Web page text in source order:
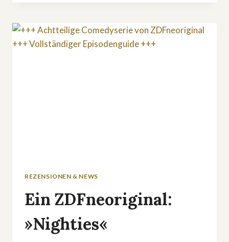
LIEBE,
SELBSTFINDUNG
ZWISCHEN
REZENSIONEN & NEWS
Ein ZDFneoriginal:
»Nighties«